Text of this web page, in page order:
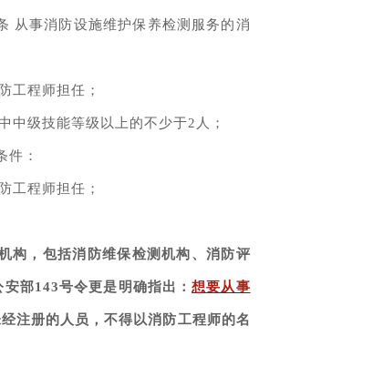
从事消防设施维护保养检测服务的消
工程师担任；
中级技能等级以上的不少于2人；
件：
工程师担任；
构，包括消防维保检测机构、消防评
部143号令更是明确指出：想要从事
注册的人员，不得以消防工程师的名